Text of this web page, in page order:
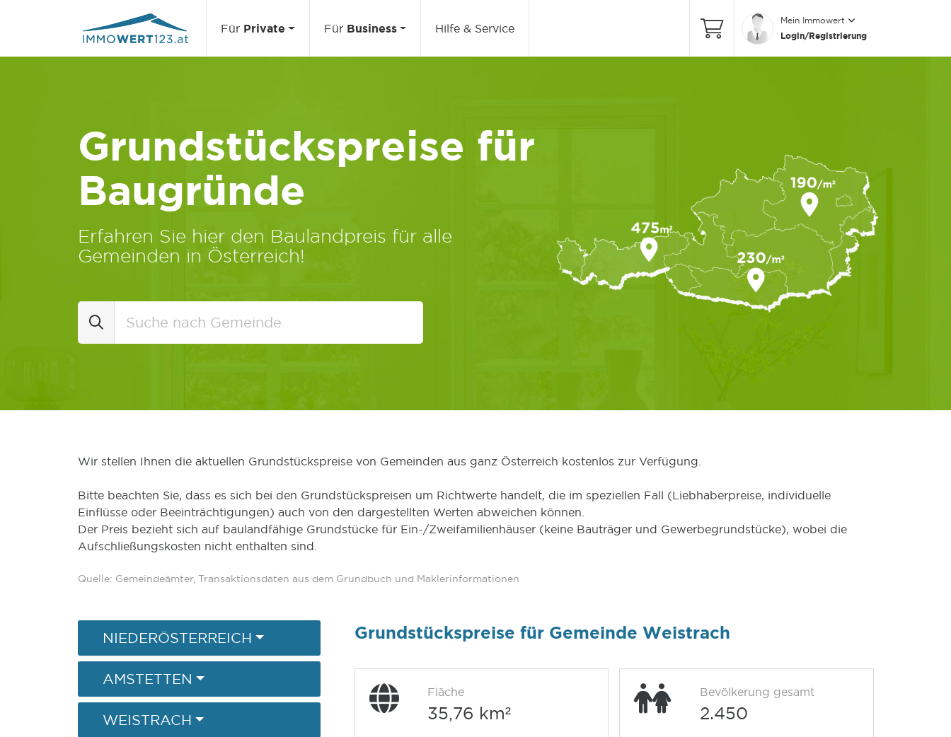
Für Private Für Business Hilfe & Service
Mein Immowert
Login/Registrierung
Grundstückspreise für
Baugründe
Erfahren Sie hier den Baulandpreis für alle
Gemeinden in Österreich!
Wir stellen Ihnen die aktuellen Grundstückspreise von Gemeinden aus ganz Österreich kostenlos zur Verfügung.
Bitte beachten Sie, dass es sich bei den Grundstückspreisen um Richtwerte handelt, die im speziellen Fall (Liebhaberpreise, individuelle
Einflüsse oder Beeinträchtigungen) auch von den dargestellten Werten abweichen können.
Der Preis bezieht sich auf baulandfähige Grundstücke für Ein-/Zweifamilienhäuser (keine Bauträger und Gewerbegrundstücke), wobei die
Aufschließungskosten nicht enthalten sind.
Quelle: Gemeindeämter, Transaktionsdaten aus dem Grundbuch und Maklerinformationen
NIEDERÖSTERREICH
AMSTETTEN
WEISTRACH
Grundstückspreise für Gemeinde Weistrach
Fläche
35,76 km²
Bevölkerung gesamt
2.450